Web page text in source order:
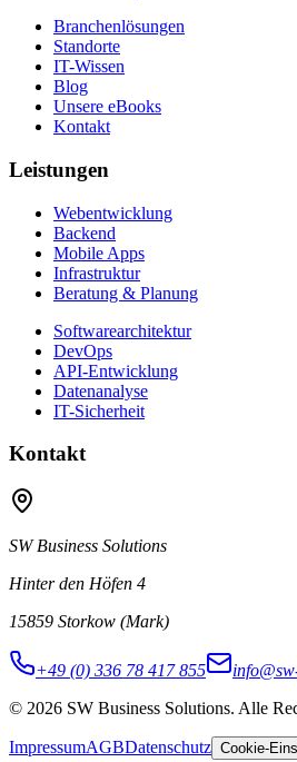
Branchenlösungen
Standorte
IT-Wissen
Blog
Unsere eBooks
Kontakt
Leistungen
Webentwicklung
Backend
Mobile Apps
Infrastruktur
Beratung & Planung
Softwarearchitektur
DevOps
API-Entwicklung
Datenanalyse
IT-Sicherheit
Kontakt
SW Business Solutions
Hinter den Höfen 4
15859 Storkow (Mark)
+49 (0) 336 78 417 855
© 2026 SW Business Solutions. Alle
ImpressumAGBDatenschutz Cookie-